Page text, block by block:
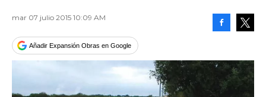
mar 07 julio 2015 10:09 AM
Añadir Expansión Obras en Google